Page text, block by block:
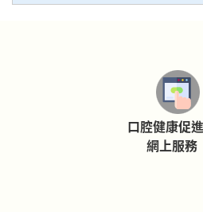
口腔健康促
網上服務